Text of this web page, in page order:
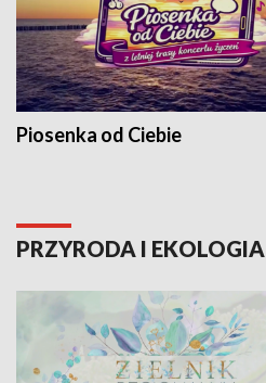
Piosenka od Ciebie
PRZYRODA I EKOLOGIA